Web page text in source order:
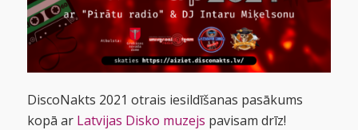
DiscoNakts 2021 otrais iesildīšanas pasākums
kopā ar Latvijas Disko muzejs pavisam drīz!